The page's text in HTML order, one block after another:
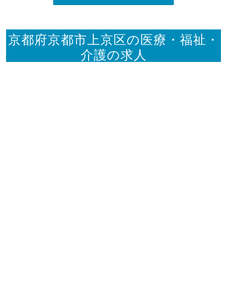
京都府京都市上京区の医療・福祉・
介護の求人